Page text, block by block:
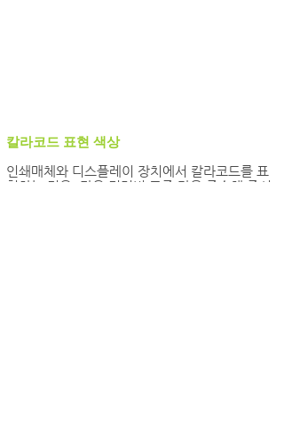
칼라코드 표현 색상
인쇄매체와 디스플레이 장치에서 칼라코드를 표
현하는 경우, 다음 컬러별 표준 값을 준수해 주시